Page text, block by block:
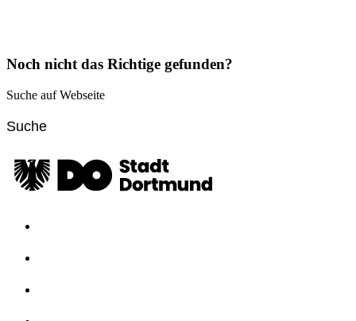
Noch nicht das Richtige gefunden?
Suche auf Webseite